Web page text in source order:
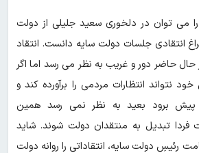
می توان در دلخوری سعید جلیلی از دولت
انتقادی جلسات دولت سایه دانست. انتقاد
حال حاضر دور و غریب به نظر می رسد اما اگر
نتواند انتظارات مردمی را برآورده کند و
برود بعید به نظر نمی رسد همین
فردا تبدیل به منتقدان دولت شوند. شاید
رئیسِ دولت سایه، انتقاداتی را روانه دولت